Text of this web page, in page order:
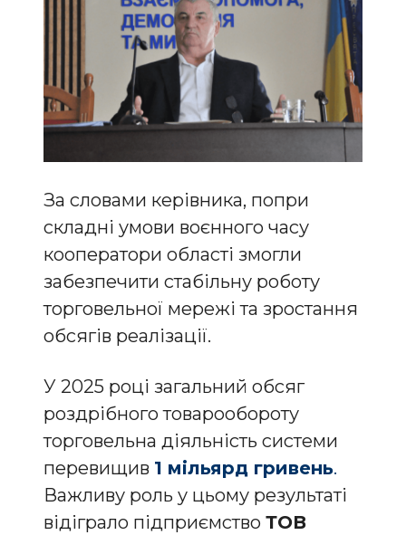
За словами керівника, попри
складні умови воєнного часу
кооператори області змогли
забезпечити стабільну роботу
торговельної мережі та зростання
обсягів реалізації.
У 2025 році загальний обсяг
роздрібного товарообороту
торговельна діяльність системи
перевищив 1 мільярд гривень.
Важливу роль у цьому результаті
відіграло підприємство ТОВ